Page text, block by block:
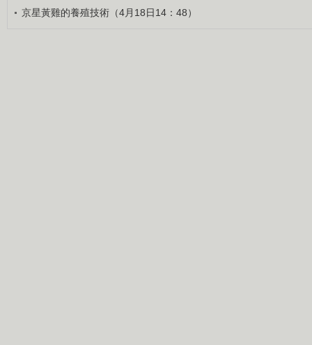
京星黃雞的養殖技術（4月18日14：48）